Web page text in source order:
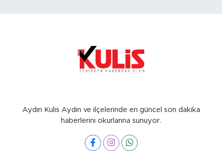
Aydın Kulis Aydın ve ilçelerinde en güncel son dakika
haberlerini okurlarına sunuyor.